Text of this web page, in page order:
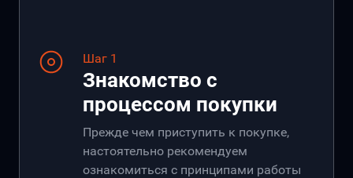
Шаг 1
Знакомство с
процессом покупки
Прежде чем приступить к покупке,
настоятельно рекомендуем
ознакомиться с принципами работы